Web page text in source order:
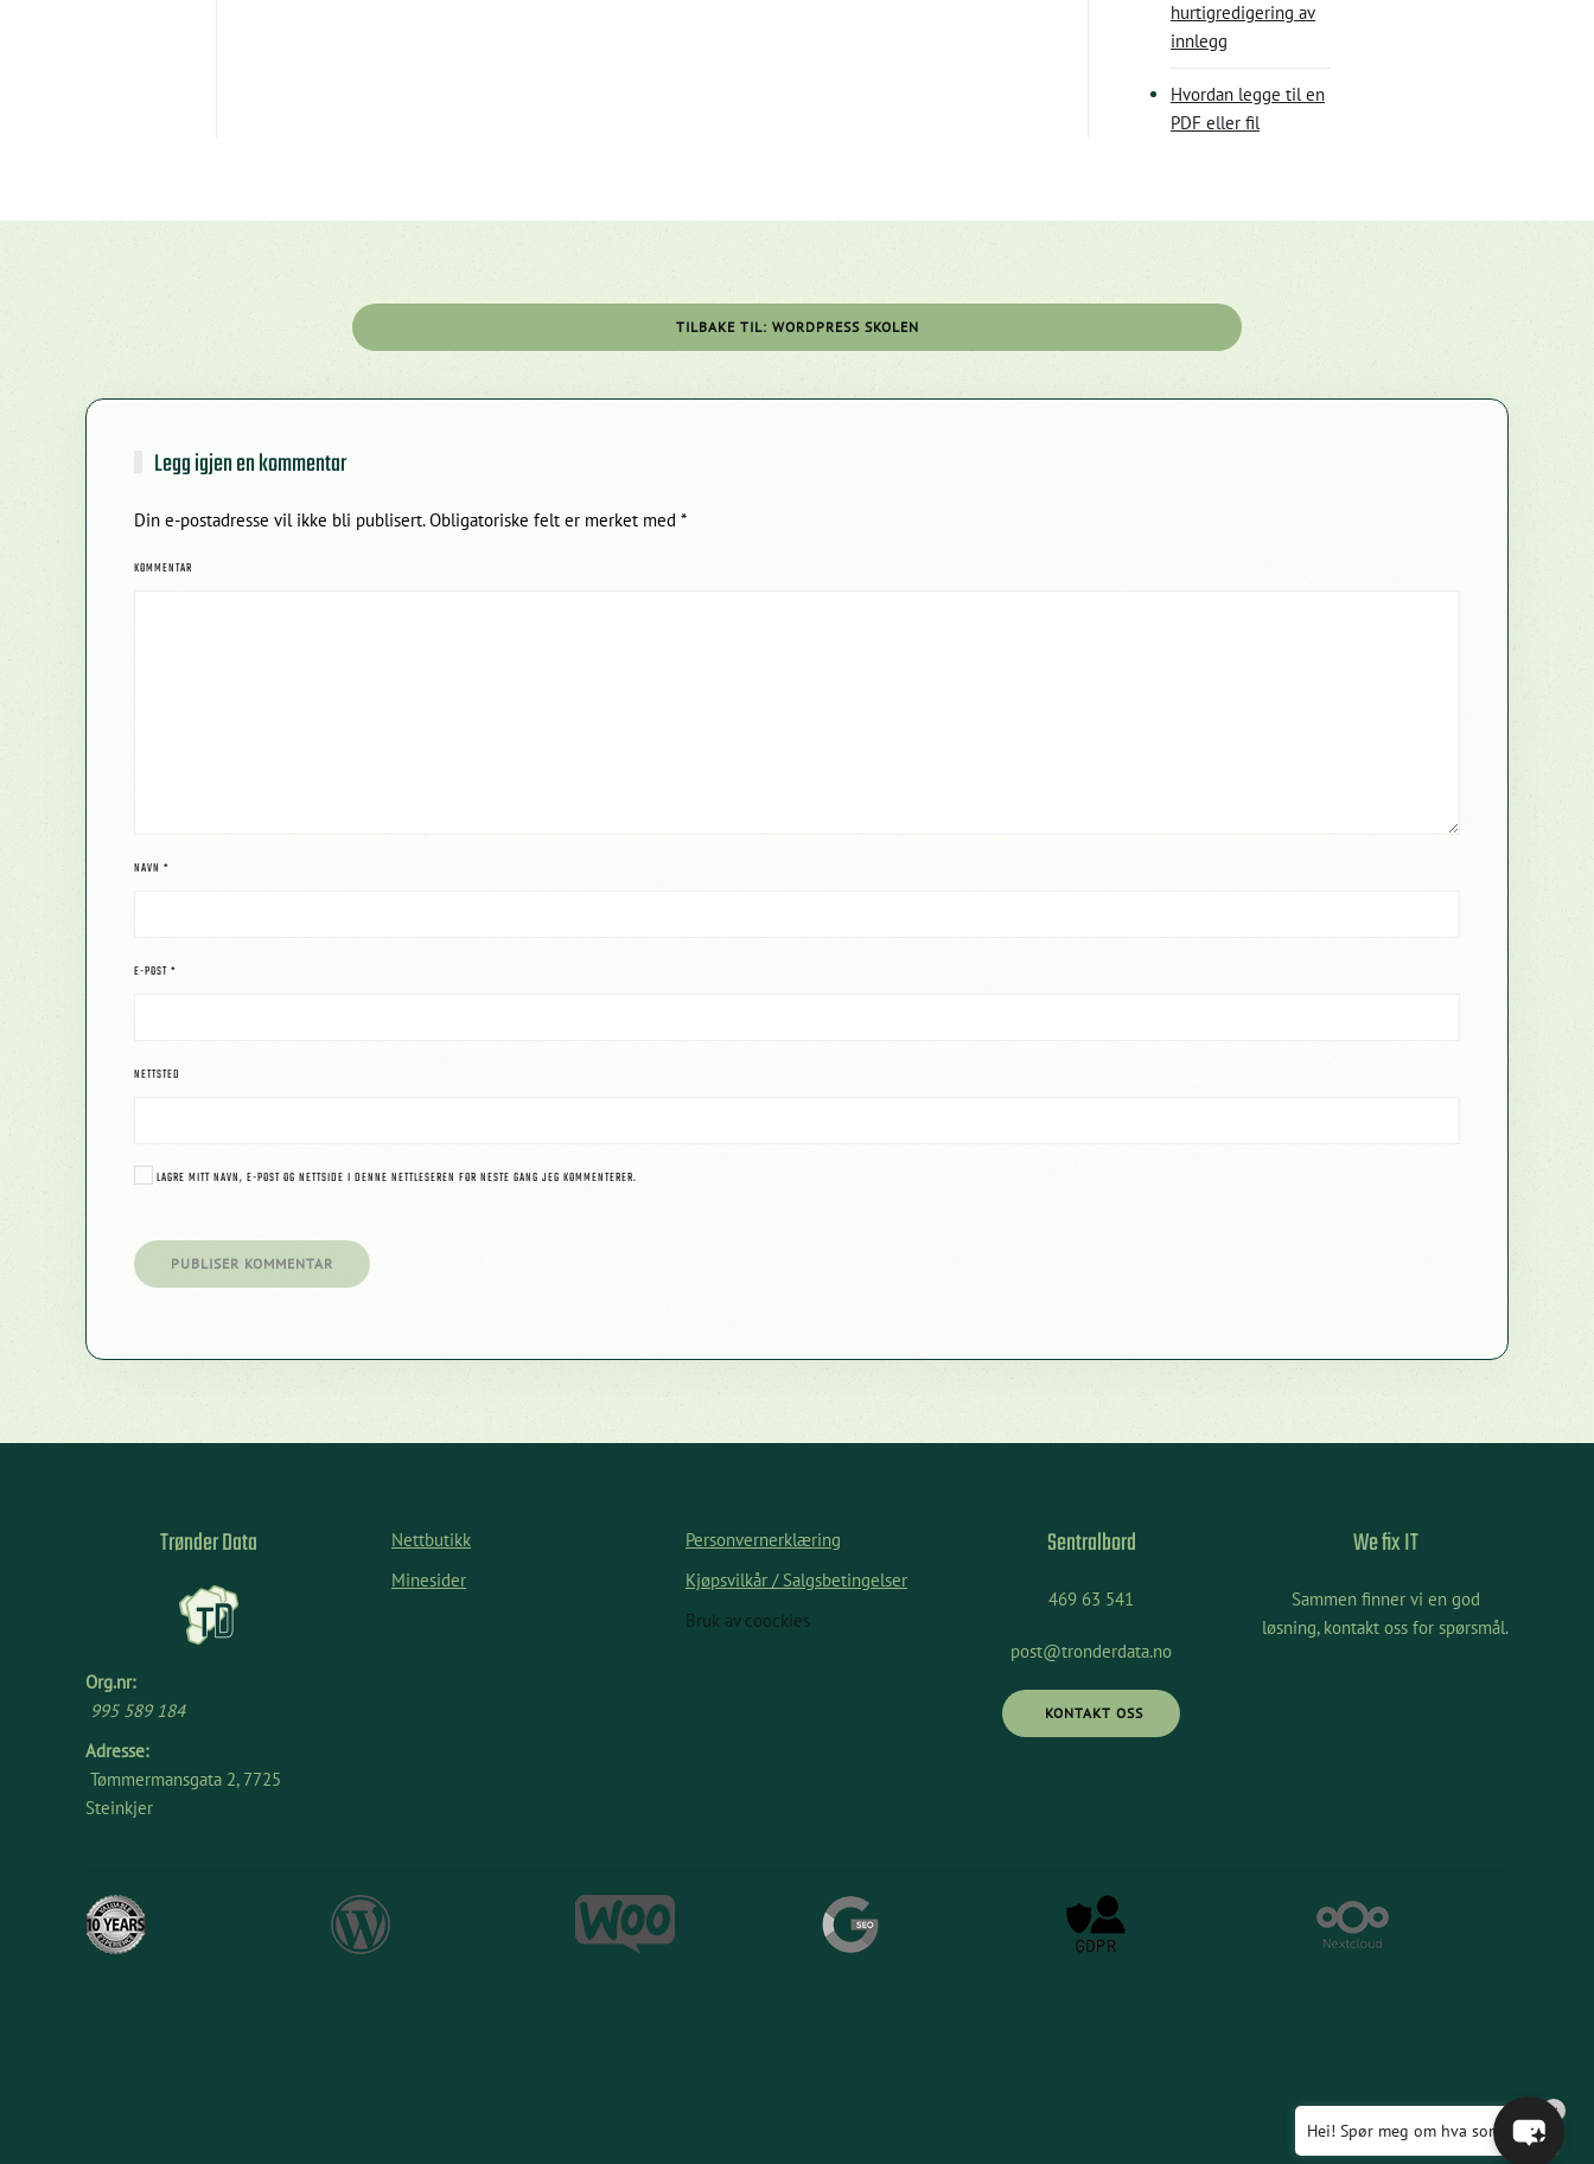
hurtigredigering av
innlegg
Hvordan legge til en
PDF eller fil
TILBAKE TIL: WORDPRESS SKOLEN
Legg igjen en kommentar
Din e-postadresse vil ikke bli publisert. Obligatoriske felt er merket med *
KOMMENTAR
NAVN *
E-POST*
NETTSTED
LAGRE MITT NAVN, E-POST OG NETTSIDE I DENNE NETTLESEREN FOR NESTE GANG JEG KOMMENTERER.
PUBLISER KOMMENTAR
Trønder Data
Org.nr:
995 589 184
Adresse:
Tømmermansgata 2, 7725
Steinkjer
Nettbutikk
Minesider
Personvernerklæring
Kjøpsvilkår / Salgsbetingelser
Bruk av coockies
Sentralbord
469 63 541
post@tronderdata.no
KONTAKT OSS
We fix IT
Sammen finner vi en god
løsning, kontakt oss for spørsmål.
chatte med oss.
Hei! Spør meg om hva som helst!
×